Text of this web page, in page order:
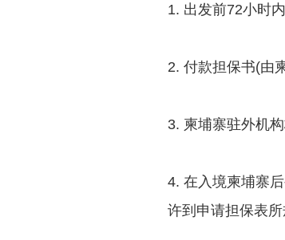
1. 出发前72小时
2. 付款担保书(由
3. 柬埔寨驻外机
4. 在入境柬埔寨
许到申请担保表所